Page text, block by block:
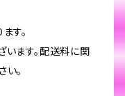
す。
います。配送料に関
。